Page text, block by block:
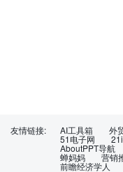
资目标、财务
或建议是否符
投资风险，任
损失的书面或
和价值以及这
版权仅为本公
公司许可进行
明出处为“华创
意的引用、删
友情链接: AI工具箱 外
51电子网
AboutPPT导航
蝉妈妈 营销
前瞻经济学人